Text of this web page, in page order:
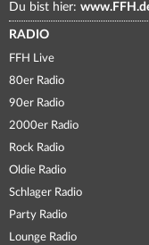
Du bist hier:
RADIO
FFH Live
80er Radio
90er Radio
2000er Radio
Rock Radio
Oldie Radio
Schlager Radio
Party Radio
Lounge Radio